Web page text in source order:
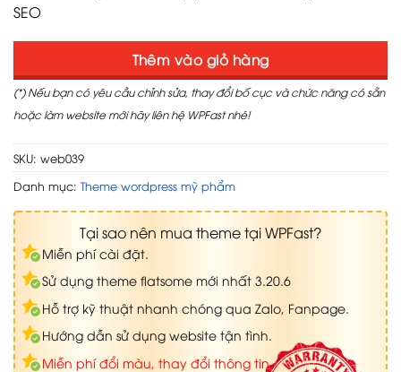
SEO
Thêm vào giỏ hàng
(*) Nếu bạn có yêu cầu chỉnh sửa, thay đổi bố cục và chức năng có sẵn
hoặc làm website mới hãy liên hệ WPFast nhé!
SKU: web039
Danh mục: Theme wordpress mỹ phẩm
Tại sao nên mua theme tại WPFast?
Miễn phí cài đặt.
Sử dụng theme flatsome mới nhất 3.20.6
Hỗ trợ kỹ thuật nhanh chóng qua Zalo, Fanpage.
Hướng dẫn sử dụng website tận tình.
Miễn phí đổi màu, thay đổi thông tin.